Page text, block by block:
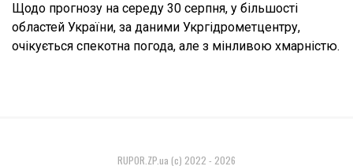
Щодо прогнозу на середу 30 серпня, у більшості
областей України, за даними Укргідрометцентру,
очікується спекотна погода, але з мінливою хмарністю.
RUPOR.ZP.ua (c) 2022 - 2026